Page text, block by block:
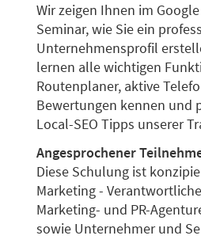
Wir zeigen Ihnen im
Seminar, wie Sie ein
Unternehmensprofil
lernen alle wichtigen
Routenplaner, aktive
Bewertungen kennen und
Local-SEO Tipps unserer
Angesprochener
Diese Schulung ist
Marketing -
Marketing- und PR-
sowie Unternehmer und